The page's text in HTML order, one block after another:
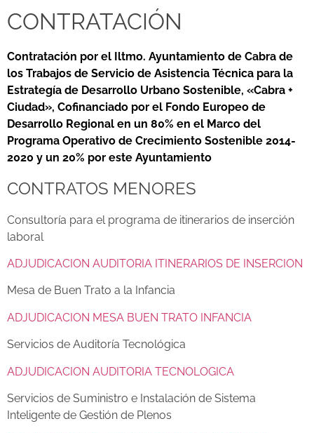
CONTRATACIÓN
Contratación por el Iltmo. Ayuntamiento de Cabra de
los Trabajos de Servicio de Asistencia Técnica para la
Estrategía de Desarrollo Urbano Sostenible, «Cabra +
Ciudad», Cofinanciado por el Fondo Europeo de
Desarrollo Regional en un 80% en el Marco del
Programa Operativo de Crecimiento Sostenible 2014-
2020 y un 20% por este Ayuntamiento
CONTRATOS MENORES
Consultoría para el programa de itinerarios de inserción
laboral
ADJUDICACION AUDITORIA ITINERARIOS DE INSERCION
Mesa de Buen Trato a la Infancia
ADJUDICACION MESA BUEN TRATO INFANCIA
Servicios de Auditoría Tecnológica
ADJUDICACION AUDITORIA TECNOLOGICA
Servicios de Suministro e Instalación de Sistema
Inteligente de Gestión de Plenos